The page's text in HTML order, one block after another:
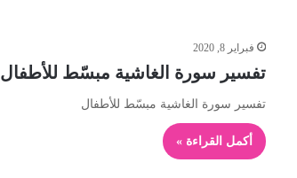
فبراير 8, 2020
تفسير سورة الغاشية مبسّط للأطفال
تفسير سورة الغاشية مبسّط للأطفال
أكمل القراءة »